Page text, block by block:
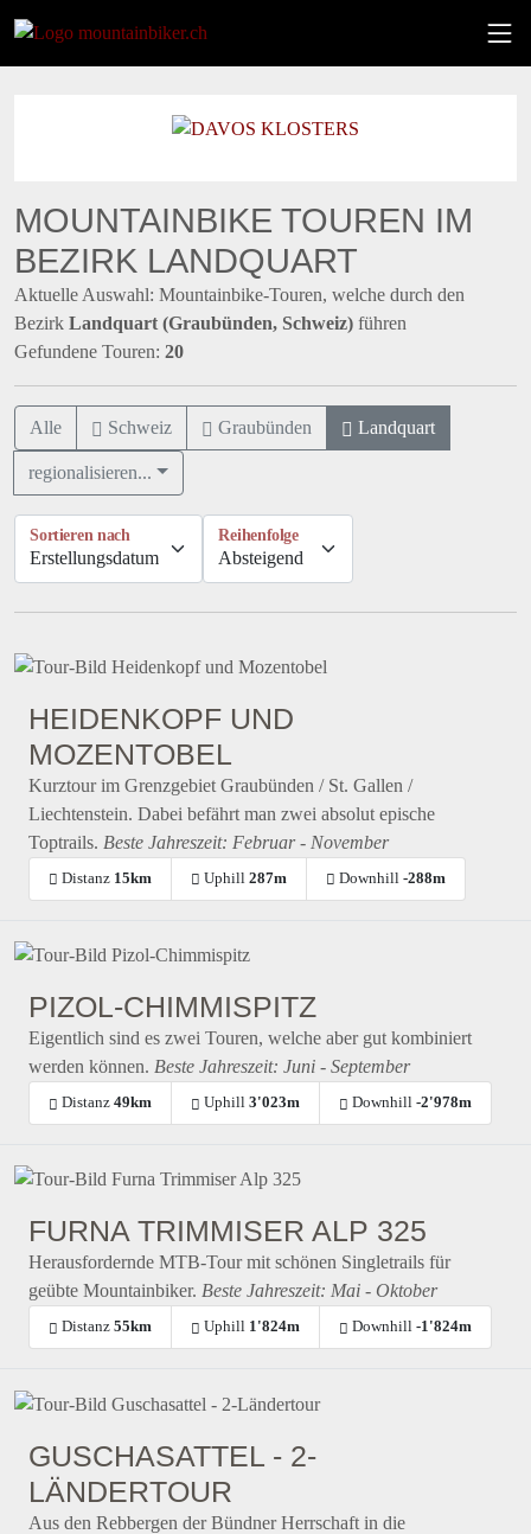
MOUNTAINBIKE TOUREN IM
BEZIRK LANDQUART
Aktuelle Auswahl: Mountainbike-Touren, welche durch den
Bezirk Landquart (Graubünden, Schweiz) führen
Gefundene Touren: 20
Alle Schweiz Graubünden Landquart
regionalisieren...
Sortieren nach Reihenfolge
HEIDENKOPF UND
MOZENTOBEL
Kurztour im Grenzgebiet Graubünden / St. Gallen /
Liechtenstein. Dabei befährt man zwei absolut epische
Toptrails. Beste Jahreszeit: Februar - November
Distanz 15km Uphill 287m Downhill -288m
PIZOL-CHIMMISPITZ
Eigentlich sind es zwei Touren, welche aber gut kombiniert
werden können. Beste Jahreszeit: Juni - September
Distanz 49km Uphill 3'023m Downhill -2'978m
FURNA TRIMMISER ALP 325
Herausfordernde MTB-Tour mit schönen Singletrails für
geübte Mountainbiker. Beste Jahreszeit: Mai - Oktober
Distanz 55km Uphill 1'824m Downhill -1'824m
GUSCHASATTEL - 2-
LÄNDERTOUR
Aus den Rebbergen der Bündner Herrschaft in die